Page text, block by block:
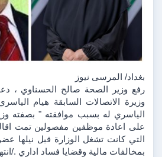
بغداد/ المرسى نيوز
بمخالفات مالية وقضايا فساد اداري ./